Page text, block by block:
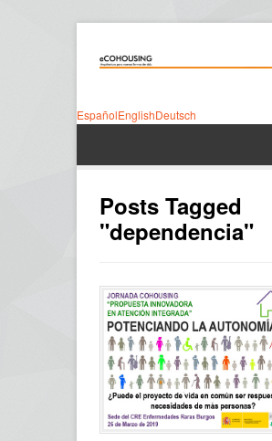
EspañolEnglishDeutsch
Posts Tagged
"dependencia"